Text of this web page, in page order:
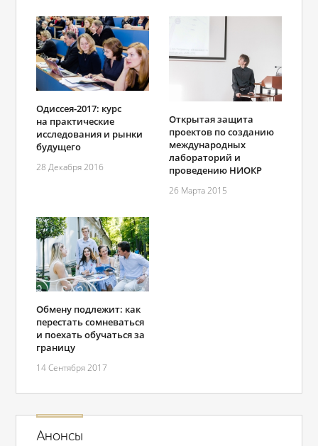
Одиссея-2017: курс
на практические
исследования и рынки
будущего
28 Декабря 2016
Открытая защита
проектов по созданию
международных
лабораторий и
проведению НИОКР
26 Марта 2015
Обмену подлежит: как
перестать сомневаться
и поехать обучаться за
границу
14 Сентября 2017
Анонсы